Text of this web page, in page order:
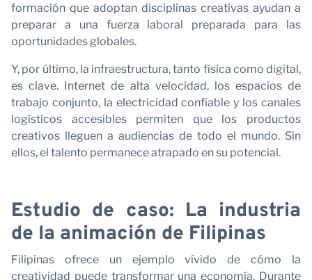
formación que adoptan disciplinas creativas ayudan a
preparar a una fuerza laboral preparada para las
oportunidades globales.
Y, por último, la infraestructura, tanto física como digital,
es clave. Internet de alta velocidad, los espacios de
trabajo conjunto, la electricidad confiable y los canales
logísticos accesibles permiten que los productos
creativos lleguen a audiencias de todo el mundo. Sin
ellos, el talento permanece atrapado en su potencial.
Estudio de caso: La industria
de la animación de Filipinas
Filipinas ofrece un ejemplo vívido de cómo la
creatividad puede transformar una economía. Durante